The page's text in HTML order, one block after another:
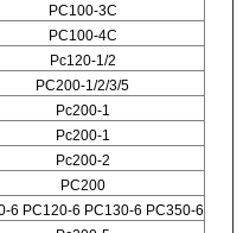
PC100-3C
PC100-4C
Pc120-1/2
PC200-1/2/3/5
Pc200-1
Pc200-1
Pc200-2
PC200
6 PC120-6 PC130-6 PC350-6